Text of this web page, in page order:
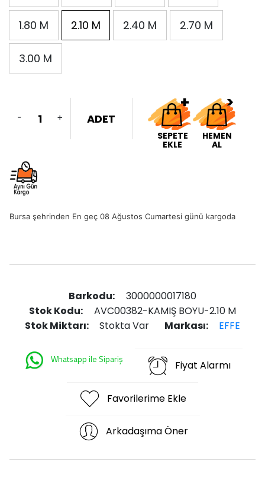
1.80 M 2.10 M 2.40 M 2.70 M
3.00 M
- + ADET
SEPETE
EKLE
HEMEN
AL
Bursa şehrinden En geç 08 Ağustos Cumartesi günü kargoda
Barkodu:
3000000017180
Stok Kodu:
AVC00382-KAMIŞ BOYU-2.10 M
Stok Miktarı:
Stokta Var Markası: EFFE
Whatsapp ile Sipariş Fiyat Alarmı
Favorilerime Ekle
Arkadaşıma Öner